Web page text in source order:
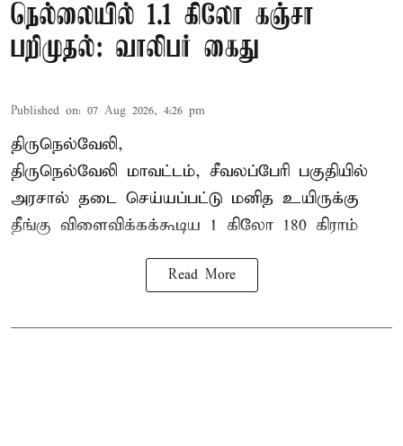
நெல்லையில் 1.1 கிலோ கஞ்சா
பறிமுதல்: வாலிபர் கைது
Published on: 07 Aug 2026, 4:26 pm
திருநெல்வேலி,
திருநெல்வேலி மாவட்டம், சீவலப்பேரி பகுதியில்
அரசால் தடை செய்யப்பட்டு மனித உயிருக்கு
தீங்கு விளைவிக்கக்கூடிய 1 கிலோ 180 கிராம்
Read More